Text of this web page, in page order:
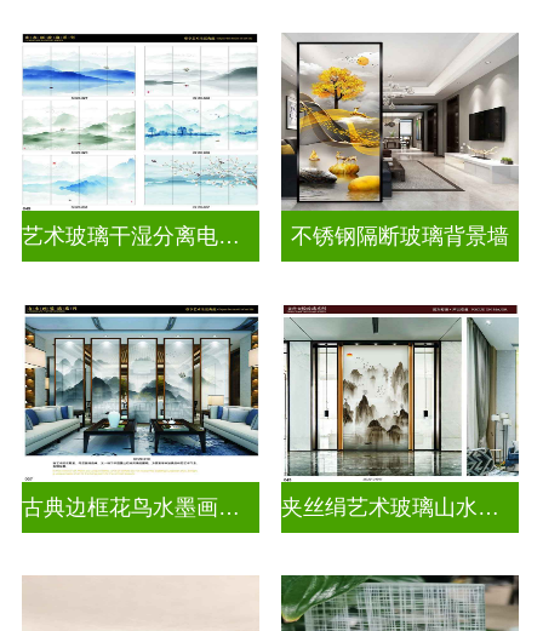
艺术玻璃干湿分离电视玻璃背景墙 不锈钢隔断玻璃背景墙
古典边框花鸟水墨画玻璃 夹丝绢艺术玻璃山水画玻璃